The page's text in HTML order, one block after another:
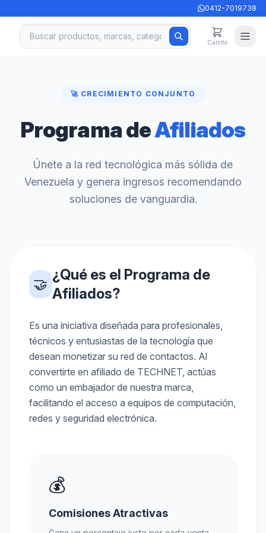
0412-7019738
Carrito
🚀 CRECIMIENTO CONJUNTO
Programa deAfiliados
Únete a la red tecnológica más sólida de
Venezuela y genera ingresos recomendando
soluciones de vanguardia.
🤝
¿Qué es el Programa de
Afiliados?
Es una iniciativa diseñada para profesionales,
técnicos y entusiastas de la tecnología que
desean monetizar su red de contactos. Al
convertirte en afiliado de TECHNET, actúas
como un embajador de nuestra marca,
facilitando el acceso a equipos de computación,
redes y seguridad electrónica.
💰
Comisiones Atractivas